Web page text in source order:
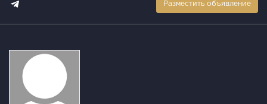
Разместить объявление